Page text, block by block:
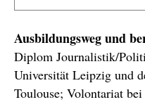
Ausbildungsweg und
Diplom Journalistik/
Universität Leipzig und
Toulouse; Volontariat